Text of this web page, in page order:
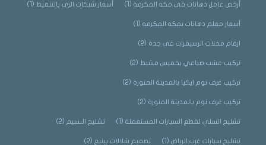
أرخص عامل دهانات في مكه المكرمه(1) أسعار شبكات الري بالتنقيط (1)
أسعار معلم دهانات بمكه المكرمه(1)
ارقام محلات الرسيفرات في جدة (2)
تركيب عشب صناعي بخميس مشيط (2)
تركيب غرف نوم ايكيا بالمدينة المنورة (2)
تركيب غرف نوم بالمدينة المنورة (2)
تشليح السلي لقطع السيارات المستعملة(1) تشليح النسيم (2)
تشليح سيارات غرب الرياض(1) تصميم شلالات بينبع (2)